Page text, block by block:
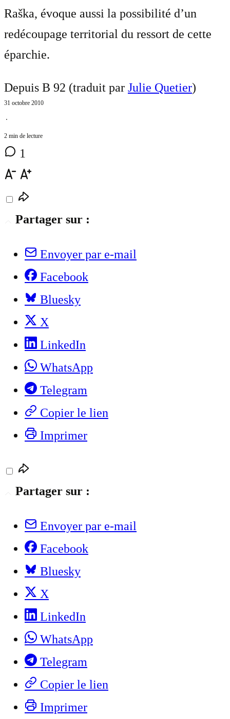
Raška, évoque aussi la possibilité d’un
redécoupage territorial du ressort de cette
éparchie.
Depuis B 92 (traduit par Julie Quetier)
31 octobre 2010
⋅
2 min de lecture
1
Partager sur :
Envoyer par e-mail
Facebook
Bluesky
X
LinkedIn
WhatsApp
Telegram
Copier le lien
Imprimer
Partager sur :
Envoyer par e-mail
Facebook
Bluesky
X
LinkedIn
WhatsApp
Telegram
Copier le lien
Imprimer